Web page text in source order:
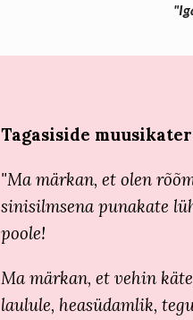
Tagasiside
"Ma märkan, et olen
sinisilmsena punakate
poole!
Ma märkan, et vehin
laulule, heasüdamlik,